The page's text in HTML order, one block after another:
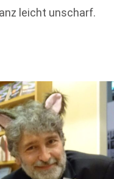
leicht unscharf.